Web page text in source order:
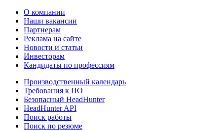
О компании
Наши вакансии
Партнерам
Реклама на сайте
Новости и статьи
Инвесторам
Кандидаты по профессиям
Производственный календарь
Требования к ПО
Безопасный HeadHunter
HeadHunter API
Поиск работы
Поиск по резюме